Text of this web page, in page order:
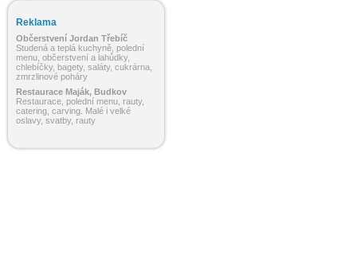
Reklama
Občerstvení Jordan Třebíč
Studená a teplá kuchyně, polední
menu, občerstvení a lahůdky,
chlebíčky, bagety, saláty, cukrárna,
zmrzlinové poháry
Restaurace Maják, Budkov
Restaurace, polední menu, rauty,
catering, carving. Malé i velké
oslavy, svatby, rauty